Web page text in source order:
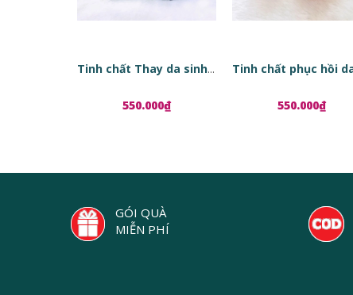
Tinh chất Thay da sinh học Red Peel Tingle Serum
550.000₫ 550.000₫
GÓI QUÀ
MIỄN PHÍ